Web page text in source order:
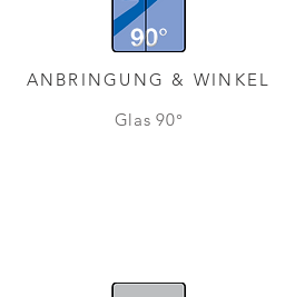
ANBRINGUNG & WINKEL
Glas 90°